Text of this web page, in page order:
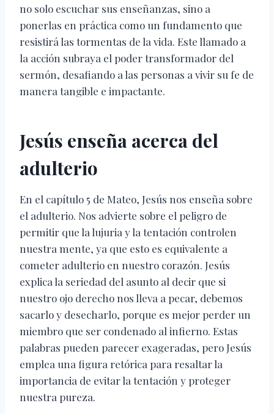
no solo escuchar sus enseñanzas, sino a
ponerlas en práctica como un fundamento que
resistirá las tormentas de la vida. Este llamado a
la acción subraya el poder transformador del
sermón, desafiando a las personas a vivir su fe de
manera tangible e impactante.
Jesús enseña acerca del
adulterio
En el capítulo 5 de Mateo, Jesús nos enseña sobre
el adulterio. Nos advierte sobre el peligro de
permitir que la lujuria y la tentación controlen
nuestra mente, ya que esto es equivalente a
cometer adulterio en nuestro corazón. Jesús
explica la seriedad del asunto al decir que si
nuestro ojo derecho nos lleva a pecar, debemos
sacarlo y desecharlo, porque es mejor perder un
miembro que ser condenado al infierno. Estas
palabras pueden parecer exageradas, pero Jesús
emplea una figura retórica para resaltar la
importancia de evitar la tentación y proteger
nuestra pureza.